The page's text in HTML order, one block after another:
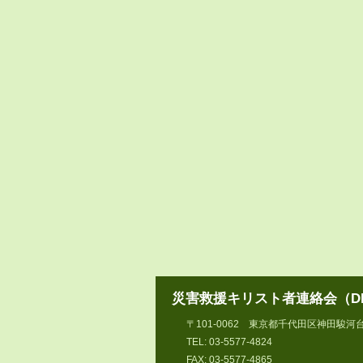
災害救援キリスト者連絡会（
〒101-0062 東京都千代田区神田駿河
TEL: 03-5577-4824
FAX: 03-5577-4865